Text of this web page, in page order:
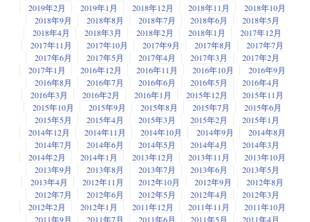
2019年2月
2019年1月 2018年12月 2018年11月
2018年10月
2018年9月
2018年8月 2018年7月 2018年6月
2018年5月
2018年4月
2018年3月 2018年2月 2018年1月
2017年12月
2017年11月
2017年10月 2017年9月 2017年8月
2017年7月
2017年6月
2017年5月 2017年4月 2017年3月
2017年2月
2017年1月
2016年12月 2016年11月 2016年10月
2016年9月
2016年8月
2016年7月 2016年6月 2016年5月
2016年4月
2016年3月
2016年2月 2016年1月 2015年12月
2015年11月
2015年10月
2015年9月 2015年8月 2015年7月
2015年6月
2015年5月
2015年4月 2015年3月 2015年2月
2015年1月
2014年12月
2014年11月 2014年10月 2014年9月
2014年8月
2014年7月
2014年6月 2014年5月 2014年4月
2014年3月
2014年2月
2014年1月 2013年12月 2013年11月
2013年10月
2013年9月
2013年8月 2013年7月 2013年6月
2013年5月
2013年4月
2012年11月 2012年10月 2012年9月
2012年8月
2012年7月
2012年6月 2012年5月 2012年4月
2012年3月
2012年2月
2012年1月 2011年12月 2011年11月
2011年10月
2011年9月
2011年7月 2011年6月 2011年5月
2011年4月